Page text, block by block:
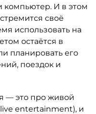
компьютер. И в этом
своё
использовать на
остаётся в
планировать его
поездок и
— это про живой
entertainment), и